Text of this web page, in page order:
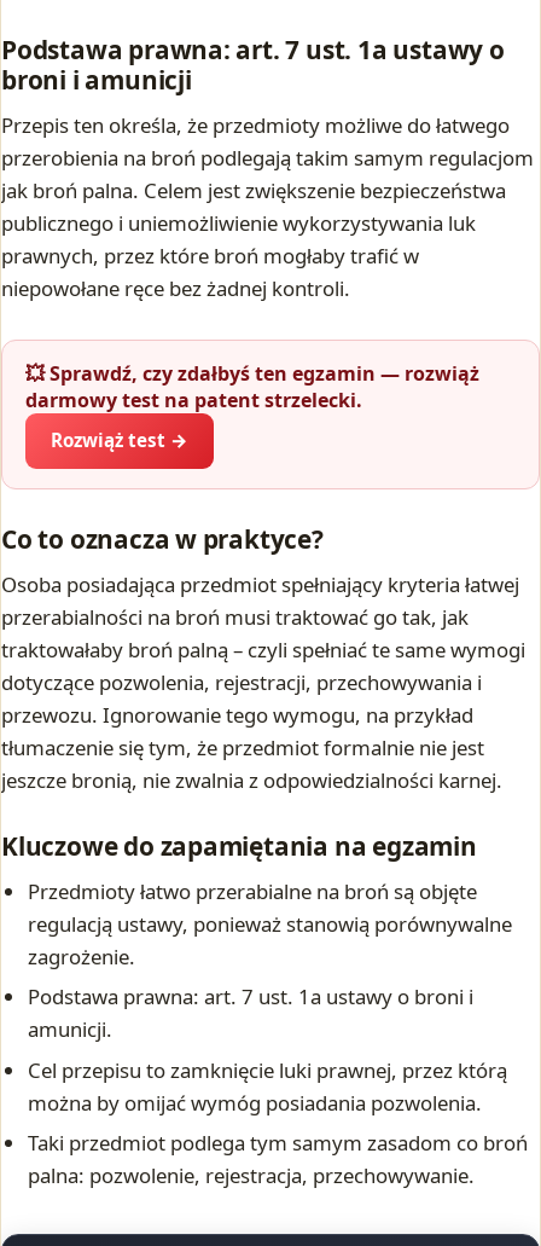
Podstawa prawna: art. 7 ust. 1a ustawy o
broni i amunicji
Przepis ten określa, że przedmioty możliwe do łatwego
przerobienia na broń podlegają takim samym regulacjom
jak broń palna. Celem jest zwiększenie bezpieczeństwa
publicznego i uniemożliwienie wykorzystywania luk
prawnych, przez które broń mogłaby trafić w
niepowołane ręce bez żadnej kontroli.
💥 Sprawdź, czy zdałbyś ten egzamin — rozwiąż
darmowy test na patent strzelecki.
Rozwiąż test →
Co to oznacza w praktyce?
Osoba posiadająca przedmiot spełniający kryteria łatwej
przerabialności na broń musi traktować go tak, jak
traktowałaby broń palną – czyli spełniać te same wymogi
dotyczące pozwolenia, rejestracji, przechowywania i
przewozu. Ignorowanie tego wymogu, na przykład
tłumaczenie się tym, że przedmiot formalnie nie jest
jeszcze bronią, nie zwalnia z odpowiedzialności karnej.
Kluczowe do zapamiętania na egzamin
Przedmioty łatwo przerabialne na broń są objęte
regulacją ustawy, ponieważ stanowią porównywalne
zagrożenie.
Podstawa prawna: art. 7 ust. 1a ustawy o broni i
amunicji.
Cel przepisu to zamknięcie luki prawnej, przez którą
można by omijać wymóg posiadania pozwolenia.
Taki przedmiot podlega tym samym zasadom co broń
palna: pozwolenie, rejestracja, przechowywanie.